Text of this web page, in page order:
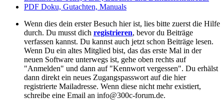
PDF Doku, Gutachten, Manuals
Wenn dies dein erster Besuch hier ist, lies bitte zuerst die Hilfe
durch. Du musst dich registrieren, bevor du Beiträge
verfassen kannst. Du kannst auch jetzt schon Beiträge lesen.
Wenn Du ein altes Mitglied bist, das das erste Mal in der
neuen Software unterwegs ist, gehe oben rechts auf
"Anmelden" und dann auf "Kennwort vergessen". Du erhälst
dann direkt ein neues Zugangspasswort auf die hier
registrierte Mailadresse. Wenn diese nicht mehr existiert,
schreibe eine Email an info@300c-forum.de.